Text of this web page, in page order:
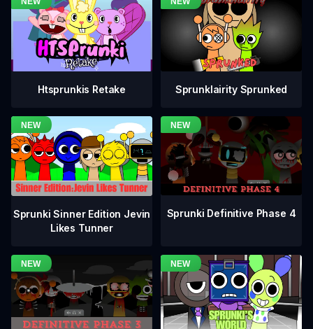
Htsprunkis Retake Sprunklairity Sprunked
Sprunki Sinner Edition Jevin
Likes Tunner
Sprunki Definitive Phase 4